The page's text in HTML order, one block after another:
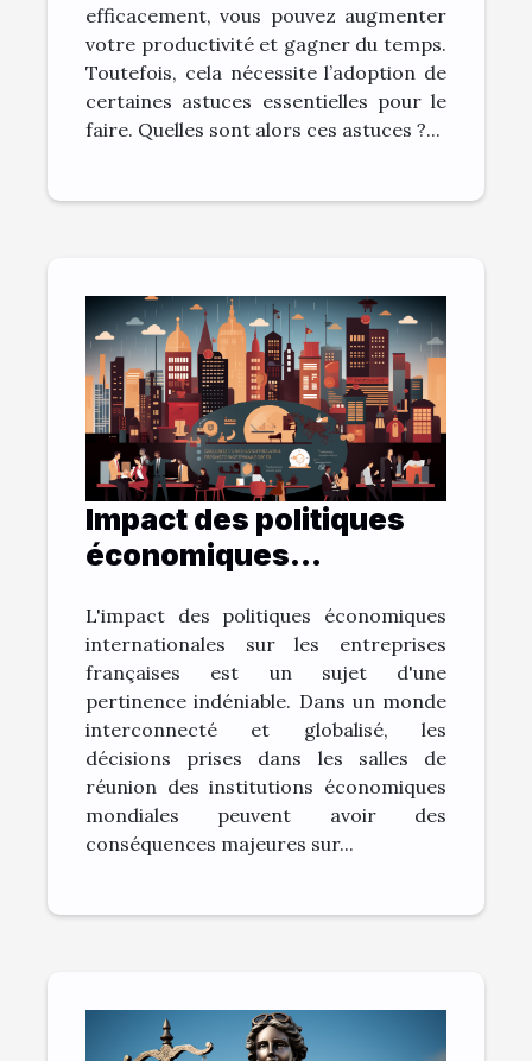
efficacement, vous pouvez augmenter
votre productivité et gagner du temps.
Toutefois, cela nécessite l’adoption de
certaines astuces essentielles pour le
faire. Quelles sont alors ces astuces ?...
Impact des politiques
économiques
vitalité des entreprises
françaises
L'impact des politiques économiques
internationales sur les entreprises
françaises est un sujet d'une
pertinence indéniable. Dans un monde
interconnecté et globalisé, les
décisions prises dans les salles de
réunion des institutions économiques
mondiales peuvent avoir des
conséquences majeures sur...